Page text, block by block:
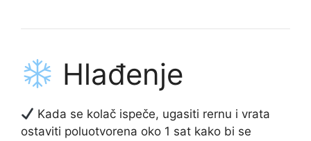
Hlađenje
Kada se kolač ispeče, ugasiti rernu i vrata
ostaviti poluotvorena oko 1 sat kako bi se